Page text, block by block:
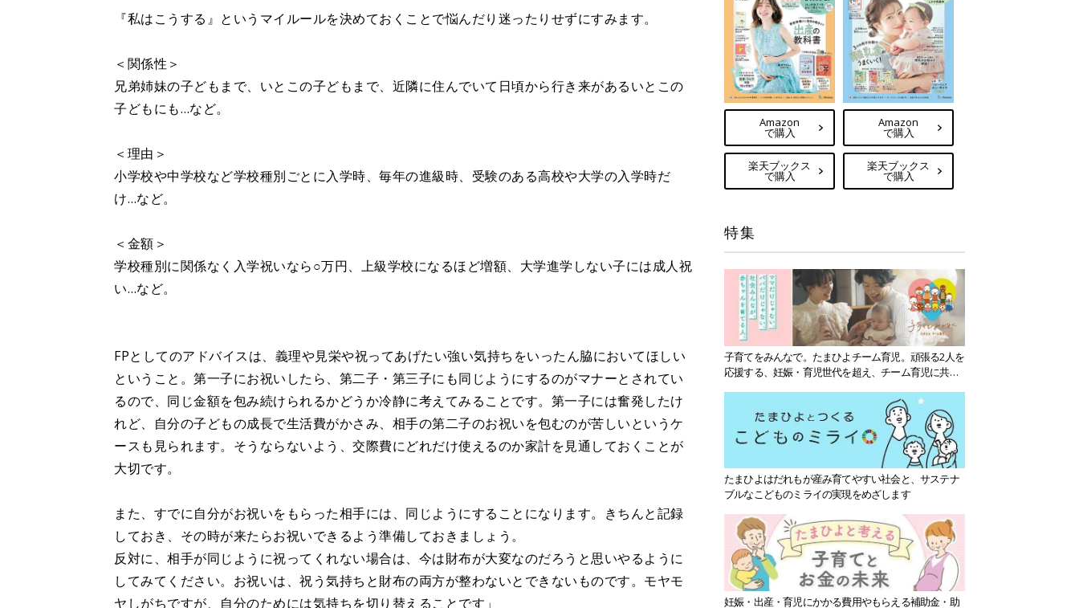
『私はこうする』というマイルールを決めておくことで悩んだり迷ったりせずにすみます。
＜関係性＞
兄弟姉妹の子どもまで、いとこの子どもまで、近隣に住んでいて日頃から行き来があるいとこの
子どもにも…など。
＜理由＞
小学校や中学校など学校種別ごとに入学時、毎年の進級時、受験のある高校や大学の入学時だ
け…など。
＜金額＞
学校種別に関係なく入学祝いなら○万円、上級学校になるほど増額、大学進学しない子には成人祝
い…など。
FPとしてのアドバイスは、義理や見栄や祝ってあげたい強い気持ちをいったん脇においてほしい
ということ。第一子にお祝いしたら、第二子・第三子にも同じようにするのがマナーとされてい
るので、同じ金額を包み続けられるかどうか冷静に考えてみることです。第一子には奮発したけ
れど、自分の子どもの成長で生活費がかさみ、相手の第二子のお祝いを包むのが苦しいというケ
ースも見られます。そうならないよう、交際費にどれだけ使えるのか家計を見通しておくことが
大切です。
また、すでに自分がお祝いをもらった相手には、同じようにすることになります。きちんと記録
しておき、その時が来たらお祝いできるよう準備しておきましょう。
反対に、相手が同じように祝ってくれない場合は、今は財布が大変なのだろうと思いやるように
してみてください。お祝いは、祝う気持ちと財布の両方が整わないとできないものです。モヤモ
ヤしがちですが、自分のためには気持ちを切り替えることです」
Amazon
で購入
楽天ブックス
で購入
Amazon
で購入
楽天ブックス
で購入
特集
子育てをみんなで。たまひよチーム育児。頑張る2人を
応援する、妊娠・育児世代を超え、チーム育児に共感
たまひよはだれもが産み育てやすい社会と、サステナ
ブルなこどものミライの実現をめざします
妊娠・出産・育児にかかる費用やもらえる補助金・助